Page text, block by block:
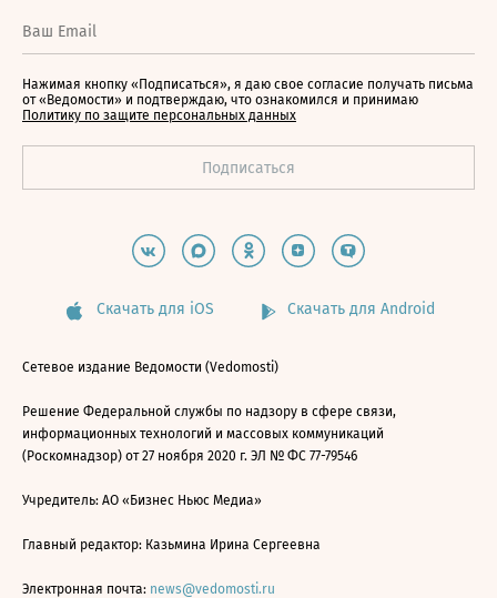
Нажимая кнопку «Подписаться», я даю свое согласие получать письма
от «Ведомости» и подтверждаю, что ознакомился и принимаю
Политику по защите персональных данных
Скачать для iOS Скачать для Android
Сетевое издание Ведомости (Vedomosti)
Решение Федеральной службы по надзору в сфере связи,
информационных технологий и массовых коммуникаций
(Роскомнадзор) от 27 ноября 2020 г. ЭЛ № ФС 77-79546
Учредитель: АО «Бизнес Ньюс Медиа»
Главный редактор: Казьмина Ирина Сергеевна
Электронная почта: news@vedomosti.ru